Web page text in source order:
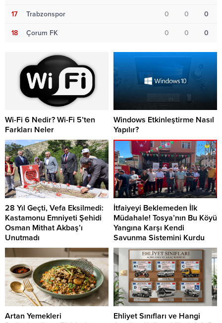
17 Trabzonspor 0 0 0
18 Çorum FK 0 0 0
Wi-Fi 6 Nedir? Wi-Fi 5’ten
Farkları Neler
Windows Etkinleştirme Nasıl
Yapılır?
28 Yıl Geçti, Vefa Eksilmedi:
Kastamonu Emniyeti Şehidi
Osman Mithat Akbaş’ı
Unutmadı
İtfaiyeyi Beklemeden İlk
Müdahale! Tosya’nın Bu Köyü
Yangına Karşı Kendi
Savunma Sistemini Kurdu
Artan Yemekleri
Ehliyet Sınıfları ve Hangi